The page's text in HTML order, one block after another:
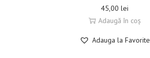
45,00 lei
Adaugă în coș
Adauga la Favorite